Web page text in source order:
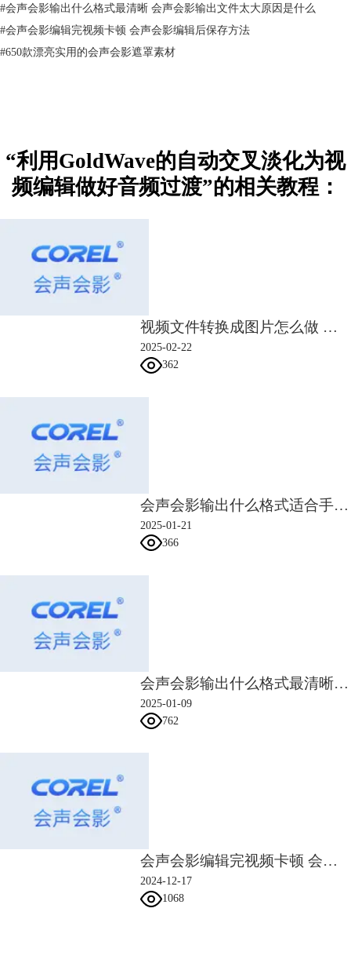
图三：GoldWave中复制歌曲
在要复制的歌曲窗口上点击一下，然后点击菜单栏的“编辑”→“复制”即
可，GoldWave便会把该歌曲复制到剪贴板中。
尾，同时进行交叉淡化。
关闭第二首歌曲的窗口（或者激活第一首歌曲的窗口）→菜单栏中“编
辑”→Crossfade，进而打开交叉淡入淡出的设置窗口。
第三步：进行交叉淡化的设置
#会声会影输出什么格式最清晰 会声会影输出文件太大原因是什么
#会声会影编辑完视频卡顿 会声会影编辑后保存方法
#650款漂亮实用的会声会影遮罩素材
“利用GoldWave的自动交叉淡化为视
频编辑做好音频过渡”的相关教程：
视频文件转换成图片怎么做 会声会影支持导出图片吗
2025-02-22
362
会声会影输出什么格式适合手机 会声会影输出手机视频尺寸
2025-01-21
366
会声会影输出什么格式最清晰 会声会影输出文件太大原因是什么
2025-01-09
762
会声会影编辑完视频卡顿 会声会影编辑后保存方法
2024-12-17
1068